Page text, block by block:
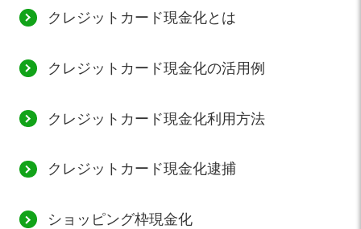
クレジットカード現金化とは
クレジットカード現金化の活用例
クレジットカード現金化利用方法
クレジットカード現金化逮捕
ショッピング枠現金化